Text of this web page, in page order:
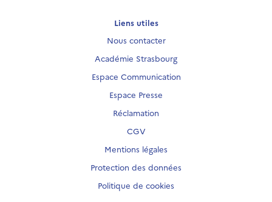
Liens utiles
Nous contacter
Académie Strasbourg
Espace Communication
Espace Presse
Réclamation
CGV
Mentions légales
Protection des données
Politique de cookies